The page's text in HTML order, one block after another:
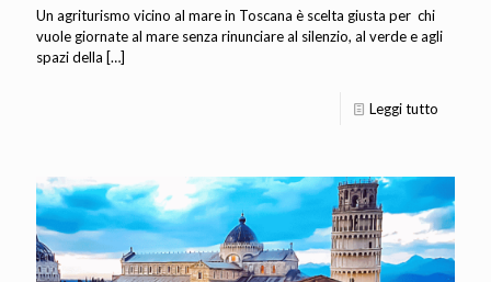
Un agriturismo vicino al mare in Toscana è scelta giusta per chi
vuole giornate al mare senza rinunciare al silenzio, al verde e agli
spazi della […]
Leggi tutto